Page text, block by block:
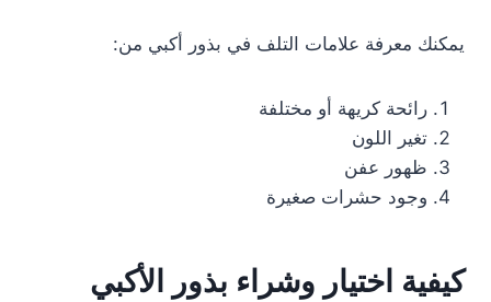
يمكنك معرفة علامات التلف في بذور أكبي من:
رائحة كريهة أو مختلفة
تغير اللون
ظهور عفن
وجود حشرات صغيرة
كيفية اختيار وشراء بذور الأكبي